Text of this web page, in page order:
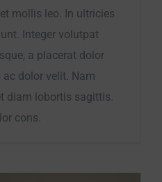
mollis leo. In ultricies
Integer volutpat
a placerat dolor
dolor velit. Nam
diam lobortis sagittis.
cons.